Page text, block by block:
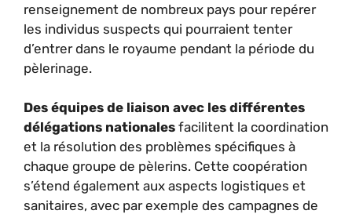
renseignement de nombreux pays pour repérer
les individus suspects qui pourraient tenter
d’entrer dans le royaume pendant la période du
pèlerinage.
Des équipes de liaison avec les différentes
délégations nationales facilitent la coordination
et la résolution des problèmes spécifiques à
chaque groupe de pèlerins. Cette coopération
s’étend également aux aspects logistiques et
sanitaires, avec par exemple des campagnes de